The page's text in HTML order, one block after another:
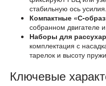
стабильную ось усилия.
Компактные «С-
собранном двигателе
Наборы для
комплектация с
тарелок и высоту
Ключевые